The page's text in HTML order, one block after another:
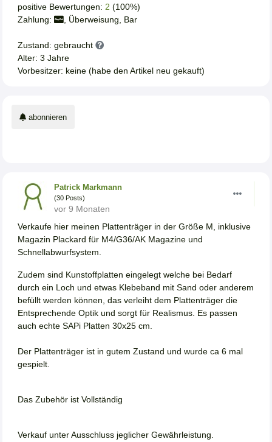
positive Bewertungen: 2 (100%)
Zahlung:
, Überweisung, Bar
Zustand: gebraucht
Alter: 3 Jahre
Vorbesitzer: keine (habe den Artikel neu gekauft)
abonnieren
Patrick Markmann
(30 Posts)
vor 9 Monaten
Verkaufe hier meinen Plattenträger in der Größe M, inklusive
Magazin Plackard für M4/G36/AK Magazine und
Schnellabwurfsystem.
Zudem sind Kunstoffplatten eingelegt welche bei Bedarf
durch ein Loch und etwas Klebeband mit Sand oder anderem
befüllt werden können, das verleiht dem Plattenträger die
Entsprechende Optik und sorgt für Realismus. Es passen
auch echte SAPi Platten 30x25 cm.
Der Plattenträger ist in gutem Zustand und wurde ca 6 mal
gespielt.
Das Zubehör ist Vollständig
Verkauf unter Ausschluss jeglicher Gewährleistung.